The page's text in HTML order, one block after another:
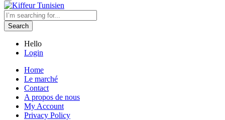
Search
Hello
Login
Home
Le marché
Contact
A propos de nous
My Account
Privacy Policy